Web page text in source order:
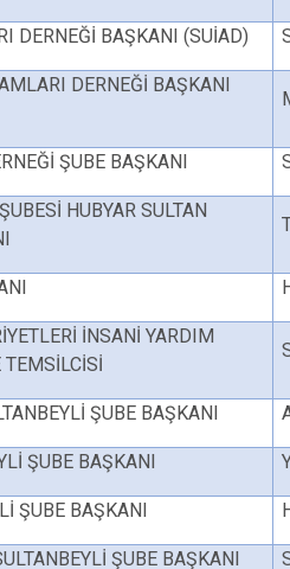
DERNEĞİ BAŞKANI (SUİAD)
DERNEĞİ BAŞKANI
ŞUBE BAŞKANI
HUBYAR SULTAN
İNSANİ YARDIM
TEMSİLCİSİ
ŞUBE BAŞKANI
ŞUBE BAŞKANI
ŞUBE BAŞKANI
ŞUBE BAŞKANI